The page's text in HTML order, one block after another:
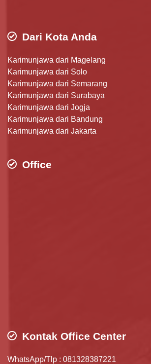
Dari Kota Anda
Karimunjawa dari Magelang
Karimunjawa dari Solo
Karimunjawa dari Semarang
Karimunjawa dari Surabaya
Karimunjawa dari Jogja
Karimunjawa dari Bandung
Karimunjawa dari Jakarta
Office
Kontak Office Center
WhatsApp/Tlp : 081328387221